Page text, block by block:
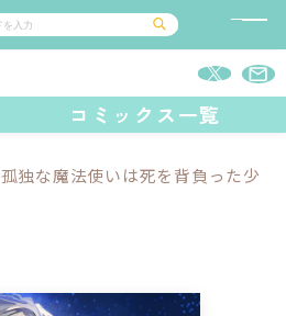
ライトノベル
文庫
ノベルス
ノベルスf
オーバーラップ広報室
コミックス一覧
孤独な魔法使いは死を背負った少